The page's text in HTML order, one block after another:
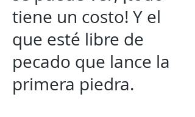
tiene un costo! Y el
que esté libre de
pecado que lance la
primera piedra.